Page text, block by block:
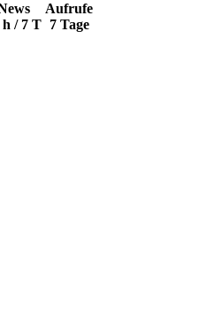
h / 7 T
Aufrufe
7 Tage